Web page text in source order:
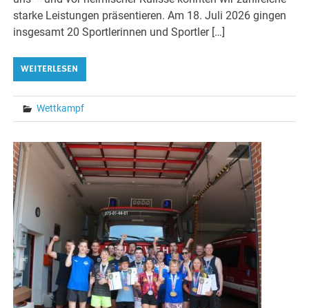
starke Leistungen präsentieren. Am 18. Juli 2026 gingen
insgesamt 20 Sportlerinnen und Sportler […]
WEITERLESEN
Wettkampf